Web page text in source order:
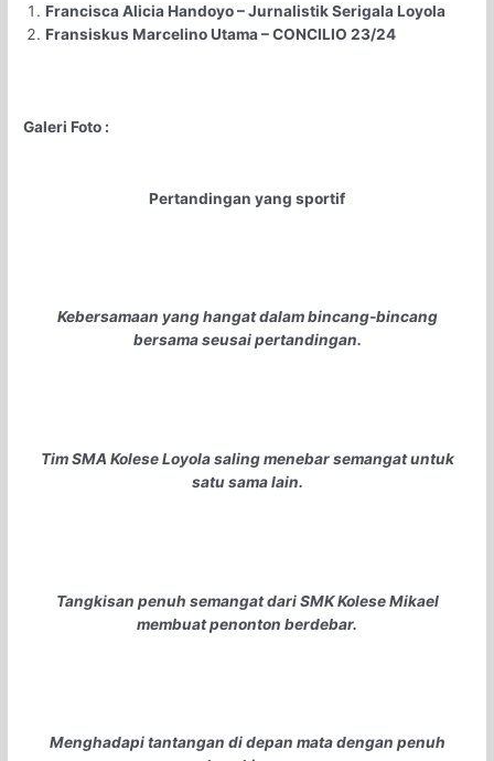
Francisca Alicia Handoyo – Jurnalistik Serigala Loyola
Fransiskus Marcelino Utama – CONCILIO 23/24
Galeri Foto :
Pertandingan yang sportif
Kebersamaan yang hangat dalam bincang-bincang
bersama seusai pertandingan.
Tim SMA Kolese Loyola saling menebar semangat untuk
satu sama lain.
Tangkisan penuh semangat dari SMK Kolese Mikael
membuat penonton berdebar.
Menghadapi tantangan di depan mata dengan penuh